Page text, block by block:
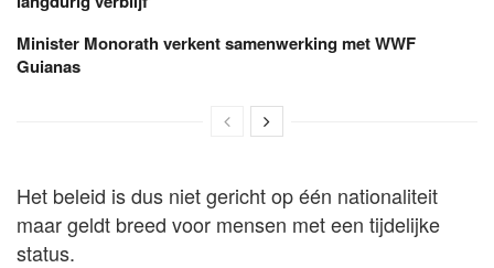
Minister Monorath verkent samenwerking met WWF
Guianas
Het beleid is dus niet gericht op één nationaliteit
maar geldt breed voor mensen met een tijdelijke
status.